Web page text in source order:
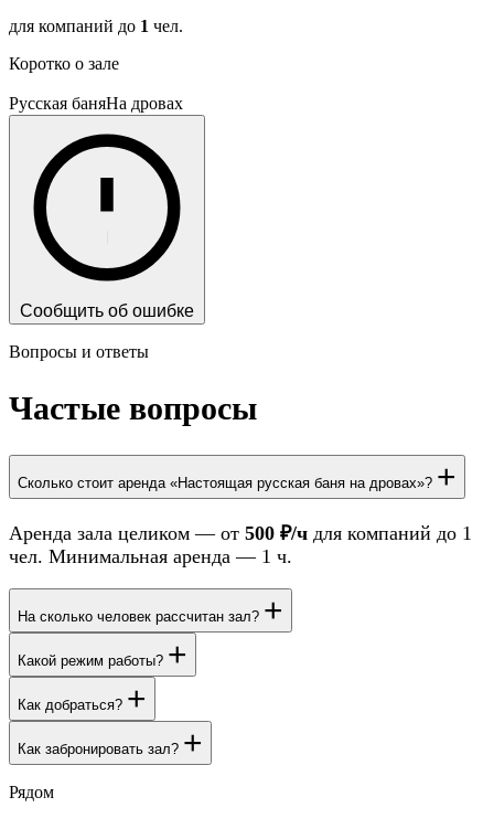
для компаний до 1 чел.
Коротко о зале
Русская баняНа дровах
Сообщить об ошибке
Вопросы и ответы
Частые вопросы
Сколько стоит аренда «Настоящая русская баня на дровах»? +
Аренда зала целиком — от 500 ₽/ч для компаний до 1
чел. Минимальная аренда — 1 ч.
На сколько человек рассчитан зал? +
Какой режим работы? +
Как добраться? +
Как забронировать зал? +
Рядом